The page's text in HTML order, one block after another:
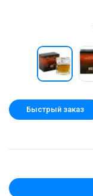
Быстрый заказ